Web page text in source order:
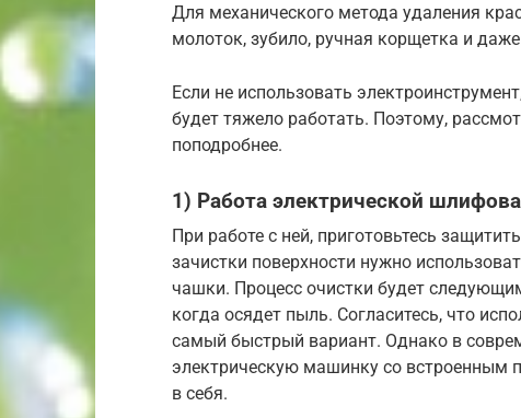
Для механического метода удаления
молоток, зубило, ручная корщетка и
Если не использовать
будет тяжело работать. Поэтому,
поподробнее.
1) Работа электрической
При работе с ней, приготовьтесь
зачистки поверхности нужно
чашки. Процесс очистки будет
когда осядет пыль. Согласитесь, что
самый быстрый вариант. Однако в
электрическую машинку со встроенным
в себя.